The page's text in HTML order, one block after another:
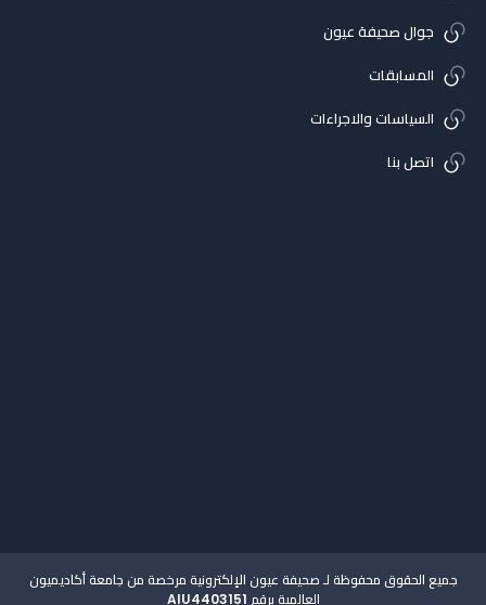
جوال صحيفة عيون
المسابقات
السياسات والاجراءات
اتصل بنا
جميع الحقوق محفوظة لـ صحيفة عيون الإلكترونية مرخصة من جامعة أكاديميون
العالمية برقم AIU4403151